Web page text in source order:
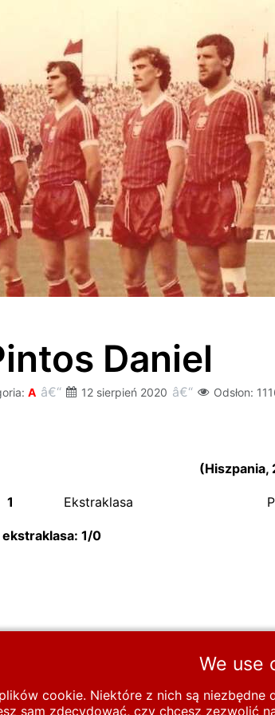
Daniel
A 12 sierpień 2020 Odsłon:
(Hiszpania,
1 Ekstraklasa
Zawodnicy A-D A
We use
cookie. Niektóre z nich są
sam zdecydować, czy chcesz zezwolić